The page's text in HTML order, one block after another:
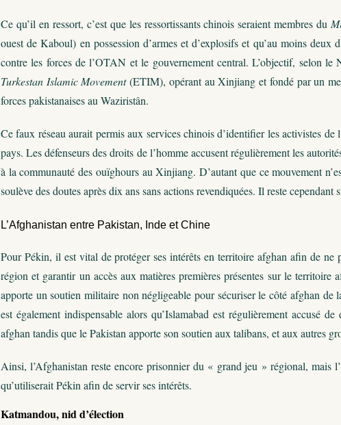
Ce qu’il en ressort, c’est que les ressortissants chinois seraient membres du
ouest de Kaboul) en possession d’armes et d’explosifs et qu’au moins
contre les forces de l’OTAN et le gouvernement central. L’objectif, selon le
Turkestan Islamic Movement(ETIM), opérant au Xinjiang et fondé par un
forces pakistanaises au Waziristân.
Ce faux réseau aurait permis aux services chinois d’identifier les activistes
pays. Les défenseurs des droits de l’homme accusent régulièrement les
à la communauté des ouïghours au Xinjiang. D’autant que ce mouvement
soulève des doutes après dix ans sans actions revendiquées. Il reste cependant
L’Afghanistan entre Pakistan, Inde et Chine
Pour Pékin, il est vital de protéger ses intérêts en territoire afghan afin de ne
région et garantir un accès aux matières premières présentes sur le
apporte un soutien militaire non négligeable pour sécuriser le côté afghan
est également indispensable alors qu’Islamabad est régulièrement accusé
afghan tandis que le Pakistan apporte son soutien aux talibans, et aux autres
Ainsi, l’Afghanistan reste encore prisonnier du « grand jeu » régional, mais
qu’utiliserait Pékin afin de servir ses intérêts.
Katmandou, nid d’élection